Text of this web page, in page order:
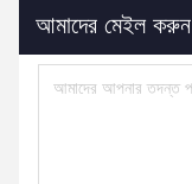
আমাদের মেইল ​​করুন